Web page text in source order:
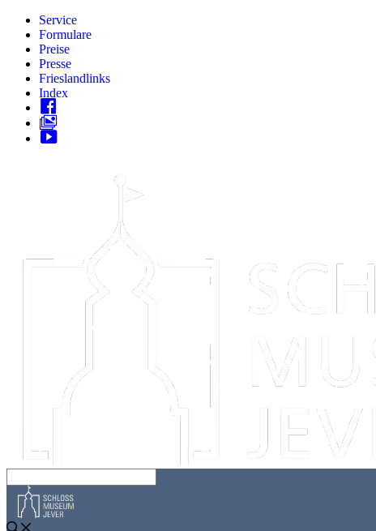
Zum
Inhalt
springen
Service
Formulare
Preise
Presse
Frieslandlinks
Index